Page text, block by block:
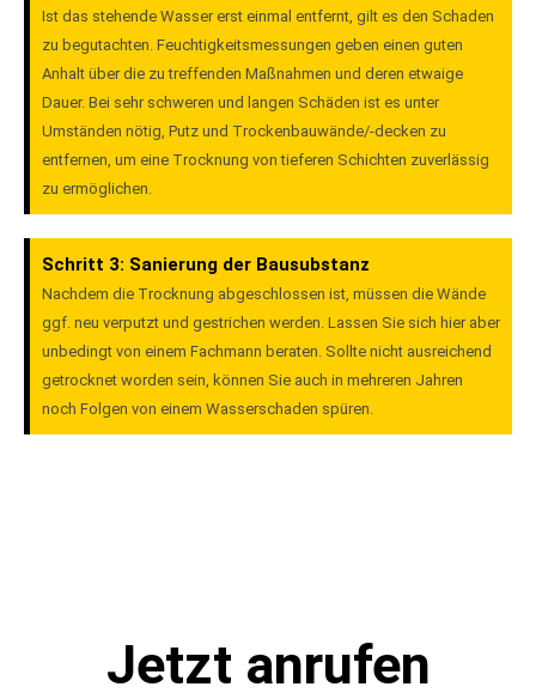
Ist das stehende Wasser erst einmal entfernt, gilt es den Schaden
zu begutachten. Feuchtigkeitsmessungen geben einen guten
Anhalt über die zu treffenden Maßnahmen und deren etwaige
Dauer. Bei sehr schweren und langen Schäden ist es unter
Umständen nötig, Putz und Trockenbauwände/-decken zu
entfernen, um eine Trocknung von tieferen Schichten zuverlässig
zu ermöglichen.
Schritt 3: Sanierung der Bausubstanz
Nachdem die Trocknung abgeschlossen ist, müssen die Wände
ggf. neu verputzt und gestrichen werden. Lassen Sie sich hier aber
unbedingt von einem Fachmann beraten. Sollte nicht ausreichend
getrocknet worden sein, können Sie auch in mehreren Jahren
noch Folgen von einem Wasserschaden spüren.
Jetzt anrufen